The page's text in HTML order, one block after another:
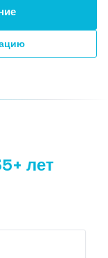
лет